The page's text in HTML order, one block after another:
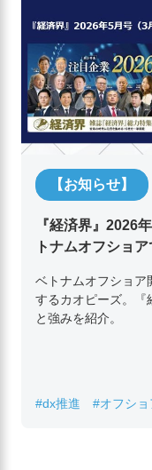
【お知らせ】
『経済界』2026
トナムオフショ
ベトナムオフショア
するカオピーズ。『
と強みを紹介。
#dx推進 #オフショ